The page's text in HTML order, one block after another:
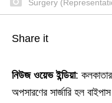
Surgery
Share it
নিউজ ওয়েভ ইন্ডিয়া:
অপসারণের সার্জারি হল